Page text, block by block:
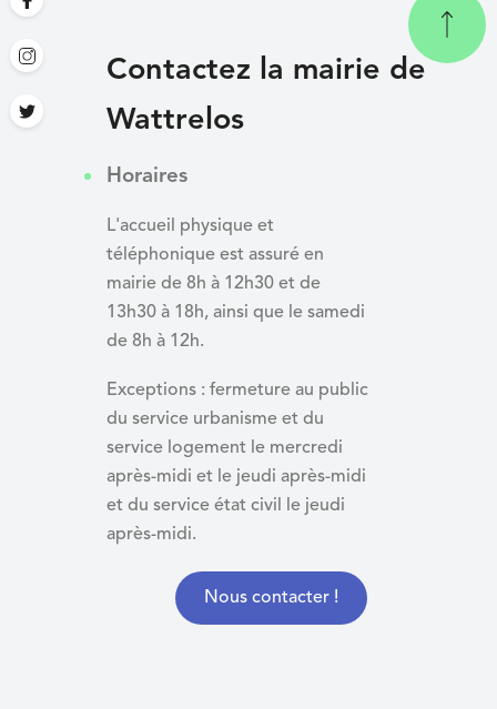
Contactez la mairie de
Wattrelos
Horaires
L'accueil physique et
téléphonique est assuré en
mairie de 8h à 12h30 et de
13h30 à 18h, ainsi que le samedi
de 8h à 12h.
Exceptions : fermeture au public
du service urbanisme et du
service logement le mercredi
après-midi et le jeudi après-midi
et du service état civil le jeudi
après-midi.
Nous contacter !